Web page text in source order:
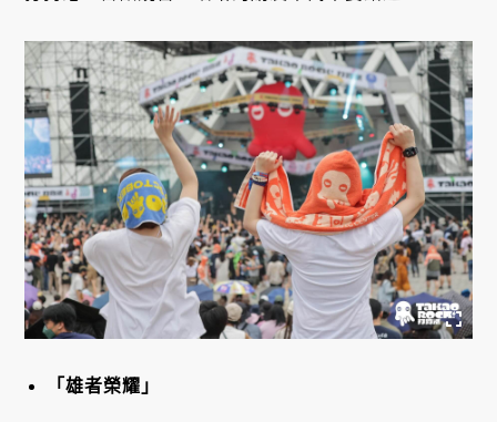
「雄者榮耀」